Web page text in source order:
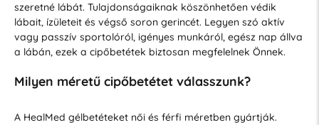
szeretné lábát. Tulajdonságaiknak köszönhetően védik
lábait, ízületeit és végső soron gerincét. Legyen szó aktív
vagy passzív sportolóról, igényes munkáról, egész nap állva
a lábán, ezek a cipőbetétek biztosan megfelelnek Önnek.
Milyen méretű cipőbetétet válasszunk?
A HealMed gélbetéteket női és férfi méretben gyártják.